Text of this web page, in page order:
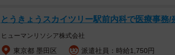
とうきょうスカイツリー駅前内科で医療事務/
ヒューマンリソシア株式会社
東京都 墨田区 派遣社員：時給1,750円